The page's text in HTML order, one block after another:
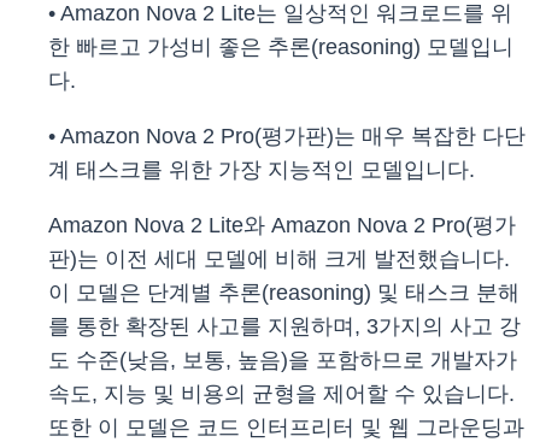
• Amazon Nova 2 Lite는 일상적인 워크로드를 위
한 빠르고 가성비 좋은 추론(reasoning) 모델입니
다.
• Amazon Nova 2 Pro(평가판)는 매우 복잡한 다단
계 태스크를 위한 가장 지능적인 모델입니다.
Amazon Nova 2 Lite와 Amazon Nova 2 Pro(평가
판)는 이전 세대 모델에 비해 크게 발전했습니다.
이 모델은 단계별 추론(reasoning) 및 태스크 분해
를 통한 확장된 사고를 지원하며, 3가지의 사고 강
도 수준(낮음, 보통, 높음)을 포함하므로 개발자가
속도, 지능 및 비용의 균형을 제어할 수 있습니다.
또한 이 모델은 코드 인터프리터 및 웹 그라운딩과